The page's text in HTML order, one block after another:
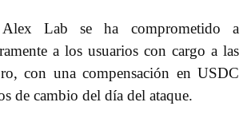
Lab se ha comprometido a
a los usuarios con cargo a las
con una compensación en USDC
de cambio del día del ataque.